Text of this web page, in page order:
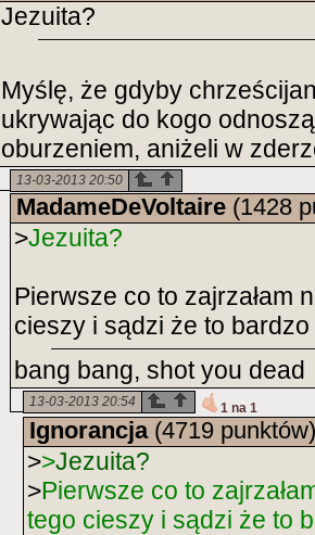
Jezuita?
Myślę, że gdyby
ukrywając do kogo
oburzeniem, aniżeli w
13-03-2013 20:50
MadameDeVoltaire (1428
>Jezuita?
Pierwsze co to zajrzałam
cieszy i sądzi że to
bang bang, shot you dead
13-03-2013 20:54 1 na 1
Ignorancja(4719 punktów)
>>Jezuita?
>Pierwsze co to
tego cieszy i sądzi że to